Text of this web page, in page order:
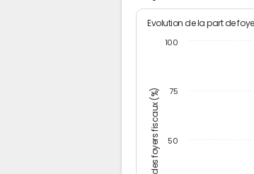
Part des foyers fiscaux (%)
Evolution de la part de
50
75
100